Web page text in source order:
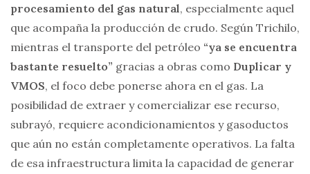
procesamiento del gas natural, especialmente aquel
que acompaña la producción de crudo. Según Trichilo,
mientras el transporte del petróleo “ya se encuentra
bastante resuelto” gracias a obras como Duplicar y
VMOS, el foco debe ponerse ahora en el gas. La
posibilidad de extraer y comercializar ese recurso,
subrayó, requiere acondicionamientos y gasoductos
que aún no están completamente operativos. La falta
de esa infraestructura limita la capacidad de generar